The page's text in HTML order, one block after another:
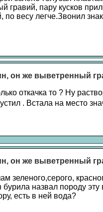
гравий, пару кусков
по весу легче.Звонил
он же выветренный
откачка то ? Ну
. Встала на место
он же выветренный
зеленого,серого,
бурила назвал породу
есть в ней вода?